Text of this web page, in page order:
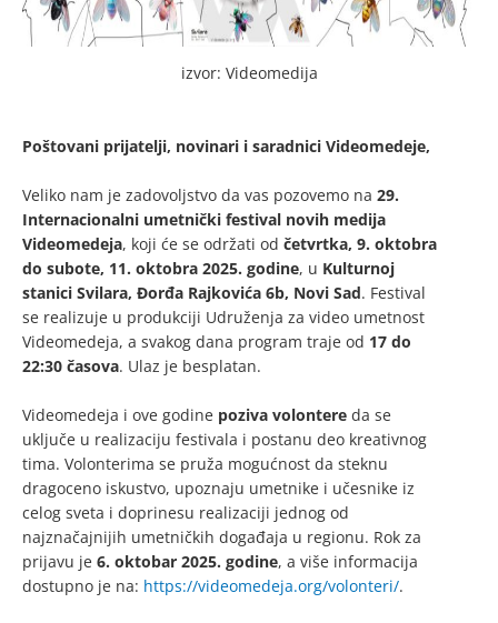
izvor: Videomedija
Poštovani prijatelji, novinari i saradnici Videomedeje,
Veliko nam je zadovoljstvo da vas pozovemo na 29.
Internacionalni umetnički festival novih medija
Videomedeja, koji će se održati od četvrtka, 9. oktobra
do subote, 11. oktobra 2025. godine, u Kulturnoj
stanici Svilara, Đorđa Rajkovića 6b, Novi Sad. Festival
se realizuje u produkciji Udruženja za video umetnost
Videomedeja, a svakog dana program traje od 17 do
22:30 časova. Ulaz je besplatan.
Videomedeja i ove godine poziva volontere da se
uključe u realizaciju festivala i postanu deo kreativnog
tima. Volonterima se pruža mogućnost da steknu
dragoceno iskustvo, upoznaju umetnike i učesnike iz
celog sveta i doprinesu realizaciji jednog od
najznačajnijih umetničkih događaja u regionu. Rok za
prijavu je 6. oktobar 2025. godine, a više informacija
dostupno je na: https://videomedeja.org/volonteri/.